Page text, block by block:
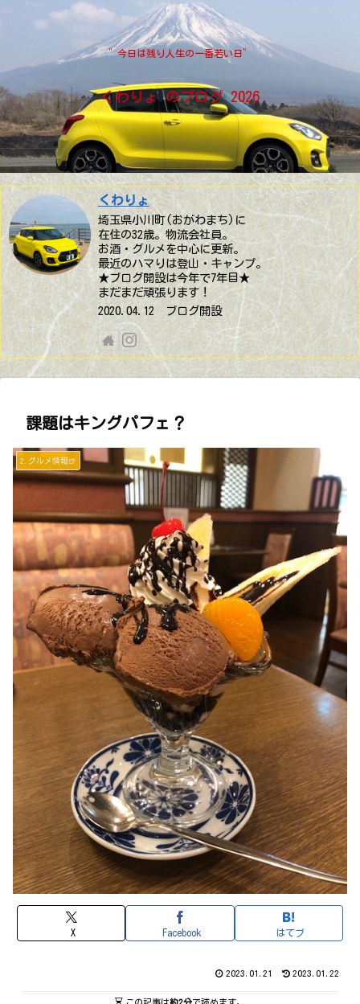
”今日は残り人生の一番若い日”
くわりょ のブログ 2026
くわりょ
埼玉県小川町(おがわまち)に
在住の32歳。物流会社員。
お酒・グルメを中心に更新。
最近のハマりは登山・キャンプ。
★ブログ開設は今年で7年目★
まだまだ頑張ります！
2020.04.12 ブログ開設
課題はキングパフェ？
2.グルメ情報🍺
X Facebook はてブ
2023.01.21 2023.01.22
この記事は約2分で読めます。